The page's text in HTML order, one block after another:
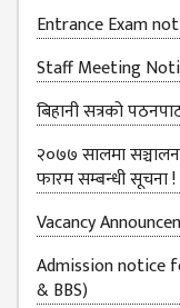
MEDIA
VIDEO
GALLERY
FEEDBACK
FAQ
CONTACT
Entrance Exam
Staff Meeting
बिहानी सत्रको
२०७७ सालमा
फारम सम्बन्धी सूचना !
Vacancy
Admission notice
& BBS)